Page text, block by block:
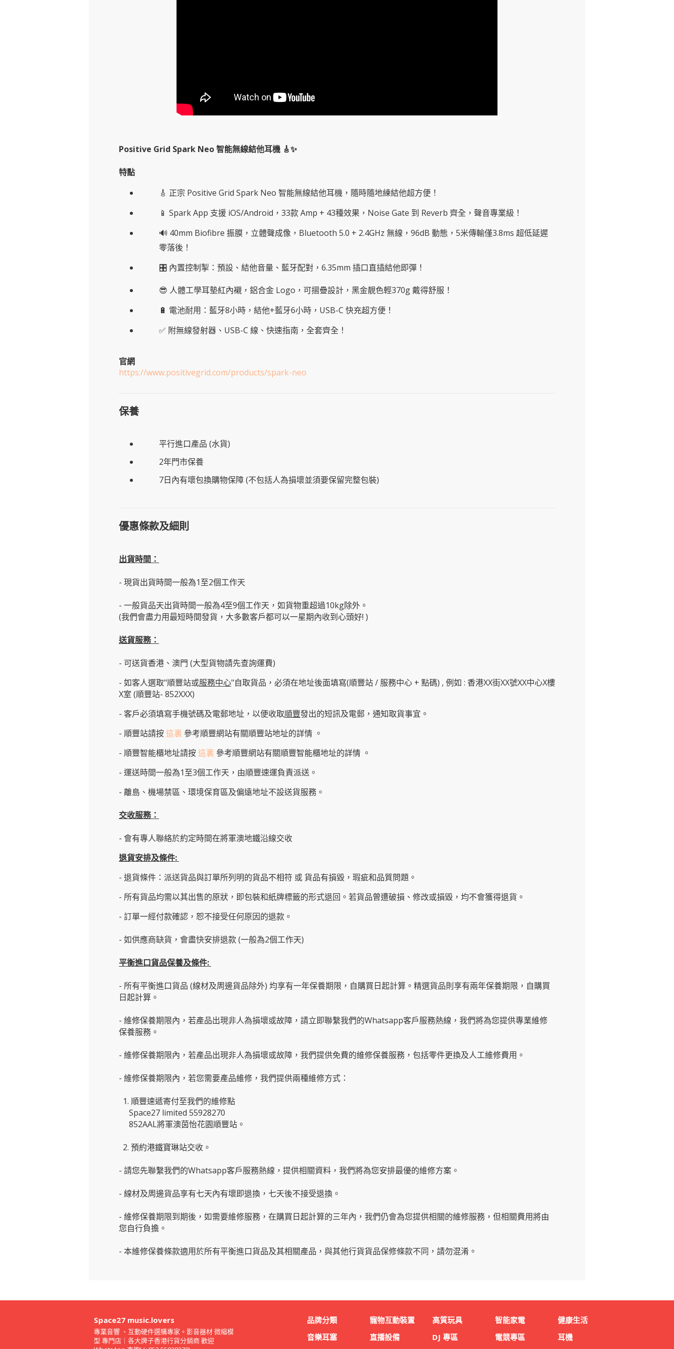
Positive Grid Spark Neo 智能無線結他耳機 🎸✨
特點
🎸 正宗 Positive Grid Spark Neo 智能無線結他耳機，隨時隨地練結他超方便！
📱 Spark App 支援 iOS/Android，33款 Amp + 43種效果，Noise Gate 到 Reverb 齊全，聲音專業級！
🔊 40mm Biofibre 振膜，立體聲成像，Bluetooth 5.0 + 2.4GHz 無線，96dB 動態，5米傳輸僅3.8ms 超低延遲
零落後！
🎛 內置控制掣：預設、結他音量、藍牙配對，6.35mm 插口直插結他即彈！
😎 人體工學耳墊紅內襯，鋁合金 Logo，可摺疊設計，黑金靚色輕370g 戴得舒服！
🔋 電池耐用：藍牙8小時，結他+藍牙6小時，USB-C 快充超方便！
✅ 附無線發射器、USB-C 線、快速指南，全套齊全！
官網
https://www.positivegrid.com/products/spark-neo
保養
平行進口產品 (水貨)
2年門市保養
7日內有壞包換購物保障 (不包括人為損壞並須要保留完整包裝)
優惠條款及細則
出貨時間：
- 現貨出貨時間一般為1至2個工作天
- 一般貨品天出貨時間一般為4至9個工作天，如貨物重超過10kg除外。
(我們會盡力用最短時間發貨，大多數客戶都可以一星期內收到心頭好! )
送貨服務：
- 可送貨香港、澳門 (大型貨物請先查詢運費)
- 如客人選取"順豐站或服務中心"自取貨品，必須在地址後面填寫(順豐站 / 服務中心 + 點碼) , 例如 : 香港XX街XX號XX中心X樓
X室 (順豐站- 852XXX)
- 客戶必須填寫手機號碼及電郵地址，以便收取順豐發出的短訊及電郵，通知取貨事宜。
- 順豐站請按這裏 參考順豐網站有關順豐站地址的詳情 。
- 順豐智能櫃地址請按這裏 參考順豐網站有關順豐智能櫃地址的詳情 。
- 運送時間一般為1至3個工作天，由順豐速運負責派送。
- 離島、機場禁區、環境保育區及偏遠地址不設送貨服務。
交收服務：
- 會有專人聯絡於約定時間在將軍澳地鐵沿線交收
退貨安排及條件:
- 退貨條件：派送貨品與訂單所列明的貨品不相符 或 貨品有損毀，瑕疵和品質問題。
- 所有貨品均需以其出售的原狀，即包裝和紙牌標籤的形式退回。若貨品曾遭破損、修改或損毀，均不會獲得退貨。
- 訂單一經付款確認，恕不接受任何原因的退款。
- 如供應商缺貨，會盡快安排退款 (一般為2個工作天)
平衡進口貨品保養及條件:
- 所有平衡進口貨品 (線材及周邊貨品除外) 均享有一年保養期限，自購買日起計算。精選貨品則享有兩年保養期限，自購買
日起計算。
- 維修保養期限內，若產品出現非人為損壞或故障，請立即聯繫我們的Whatsapp客戶服務熱線，我們將為您提供專業維修
保養服務。
- 維修保養期限內，若產品出現非人為損壞或故障，我們提供免費的維修保養服務，包括零件更換及人工維修費用。
- 維修保養期限內，若您需要產品維修，我們提供兩種維修方式：
1. 順豐速遞寄付至我們的維修點
Space27 limited 55928270
852AAL將軍澳茵怡花園順豐站。
2. 預約港鐵寶琳站交收。
- 請您先聯繫我們的Whatsapp客戶服務熱線 ，提供相關資料，我們將為您安排最優的維修方案。
- 線材及周邊貨品享有七天內有壞即退換，七天後不接受退換。
- 維修保養期限到期後，如需要維修服務，在購買日起計算的三年內，我們仍會為您提供相關的維修服務，但相關費用將由
您自行負擔。
- 本維修保養條款適用於所有平衡進口貨品及其相關產品，與其他行貨貨品保修條款不同，請勿混淆。
Space27 music.lovers
專業音響 、互動硬件選購專家。影音器材 微縮模
型 專門店｜各大牌子香港行貨分銷商 歡迎
品牌分類 寵物互動裝置 高質玩具 智能家電
健康生活
音樂耳塞
直播設備 DJ 專區 電競專區 耳機